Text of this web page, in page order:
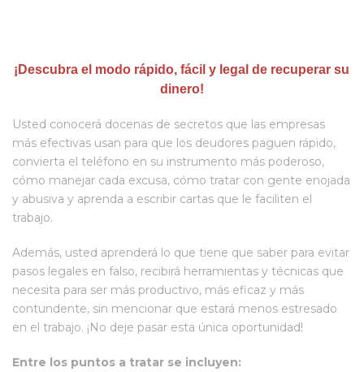
¡Descubra el modo rápido, fácil y legal de recuperar su
dinero!
Usted conocerá docenas de secretos que las empresas
más efectivas usan para que los deudores paguen rápido,
convierta el teléfono en su instrumento más poderoso,
cómo manejar cada excusa, cómo tratar con gente enojada
y abusiva y aprenda a escribir cartas que le faciliten el
trabajo.
Además, usted aprenderá lo que tiene que saber para evitar
pasos legales en falso, recibirá herramientas y técnicas que
necesita para ser más productivo, más eficaz y más
contundente, sin mencionar que estará menos estresado
en el trabajo. ¡No deje pasar esta única oportunidad!
Entre los puntos a tratar se incluyen: